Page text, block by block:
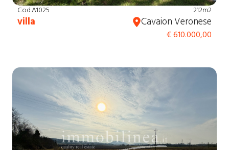
Cod.A1025
villa
212m2
Cavaion Veronese
€ 610.000,00